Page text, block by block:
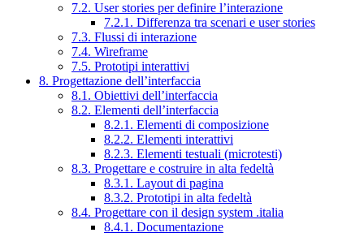
7.2. User stories per definire l’interazione
7.2.1. Differenza tra scenari e user stories
7.3. Flussi di interazione
7.4. Wireframe
7.5. Prototipi interattivi
8. Progettazione dell’interfaccia
8.1. Obiettivi dell’interfaccia
8.2. Elementi dell’interfaccia
8.2.1. Elementi di composizione
8.2.2. Elementi interattivi
8.2.3. Elementi testuali (microtesti)
8.3. Progettare e costruire in alta fedeltà
8.3.1. Layout di pagina
8.3.2. Prototipi in alta fedeltà
8.4. Progettare con il design system .italia
8.4.1. Documentazione